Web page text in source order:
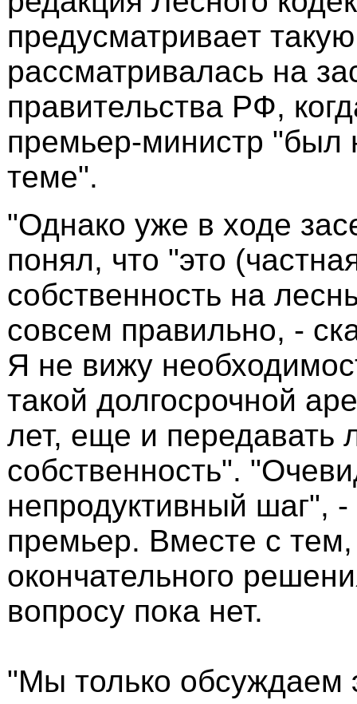
предусматривает
рассматривалась на
правительства РФ,
премьер-министр "был
теме".
"Однако уже в ходе
понял, что "это
собственность на
совсем правильно, -
Я не вижу
такой долгосрочной
лет, еще и передавать
собственность".
непродуктивный шаг", -
премьер. Вместе с
окончательного
вопросу пока нет.
"Мы только обсуждаем